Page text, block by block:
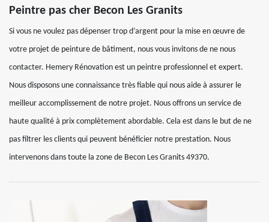
Peintre pas cher Becon Les Granits
Si vous ne voulez pas dépenser trop d’argent pour la mise en œuvre de
votre projet de peinture de bâtiment, nous vous invitons de ne nous
contacter. Hemery Rénovation est un peintre professionnel et expert.
Nous disposons une connaissance très fiable qui nous aide à assurer le
meilleur accomplissement de notre projet. Nous offrons un service de
haute qualité à prix complètement abordable. Cela est dans le but de ne
pas filtrer les clients qui peuvent bénéficier notre prestation. Nous
intervenons dans toute la zone de Becon Les Granits 49370.